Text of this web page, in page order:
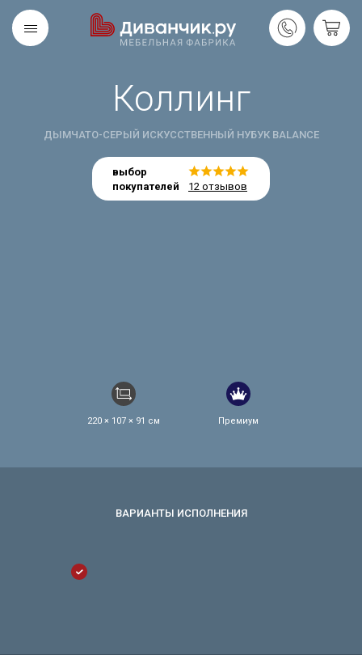
Коллинг
ДЫМЧАТО-СЕРЫЙ ИСКУССТВЕННЫЙ НУБУК BALANCE
выбор
покупателей
12 отзывов
220 × 107 × 91 см Премиум
Скандинавская